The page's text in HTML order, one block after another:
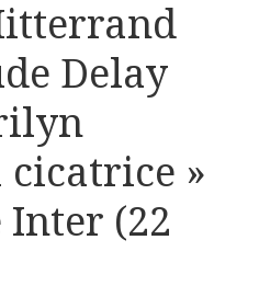
Delay
cicatrice »
Inter (22